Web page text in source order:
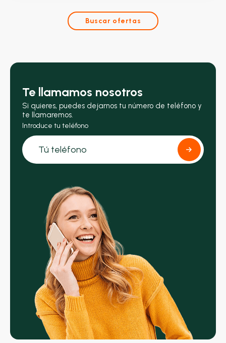
Buscar ofertas
Te llamamos nosotros
Si quieres, puedes dejarnos tu número de teléfono y
te llamaremos.
Introduce tu teléfono